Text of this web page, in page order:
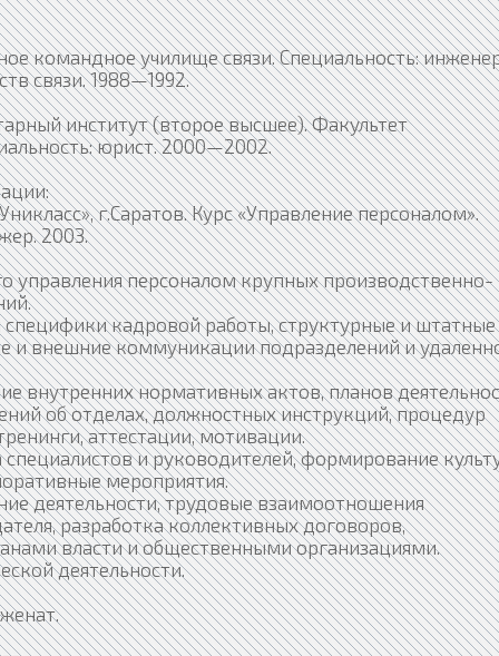
командное училище связи. Специальность:
связи. 1988—1992.
институт (второе высшее). Факультет
юрист. 2000—2002.
г.Саратов. Курс «Управление персоналом».
2003.
управления персоналом крупных производственно-
специфики кадровой работы, структурные и штатные
и внешние коммуникации подразделений и
внутренних нормативных актов, планов
об отделах, должностных инструкций, процедур
аттестации, мотивации.
и руководителей, формирование
мероприятия.
деятельности, трудовые взаимоотношения
разработка коллективных договоров,
власти и общественными организациями.
деятельности.